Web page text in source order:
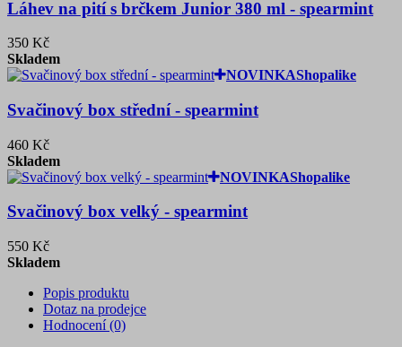
Láhev na pití s brčkem Junior 380 ml - spearmint
350 Kč
Skladem
NOVINKAShopalike
Svačinový box střední - spearmint
460 Kč
Skladem
NOVINKAShopalike
Svačinový box velký - spearmint
550 Kč
Skladem
Popis produktu
Dotaz na prodejce
Hodnocení (0)